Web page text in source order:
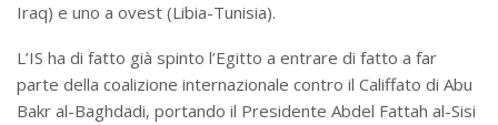
Iraq) e uno a ovest (Libia-Tunisia).
L’IS ha di fatto già spinto l’Egitto a entrare di fatto a far
parte della coalizione internazionale contro il Califfato di Abu
Bakr al-Baghdadi, portando il Presidente Abdel Fattah al-Sisi